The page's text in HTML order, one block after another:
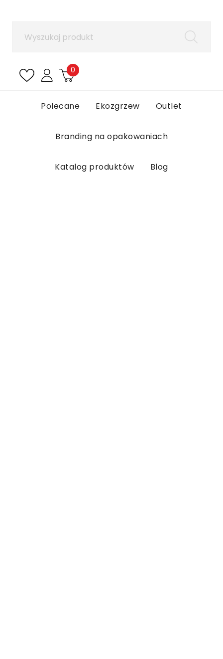
0
Polecane Ekozgrzew Outlet
Branding na opakowaniach
Katalog produktów Blog
Aby zapisać produkty na liście ulubionych, musisz
Anuluj Zaloguj się